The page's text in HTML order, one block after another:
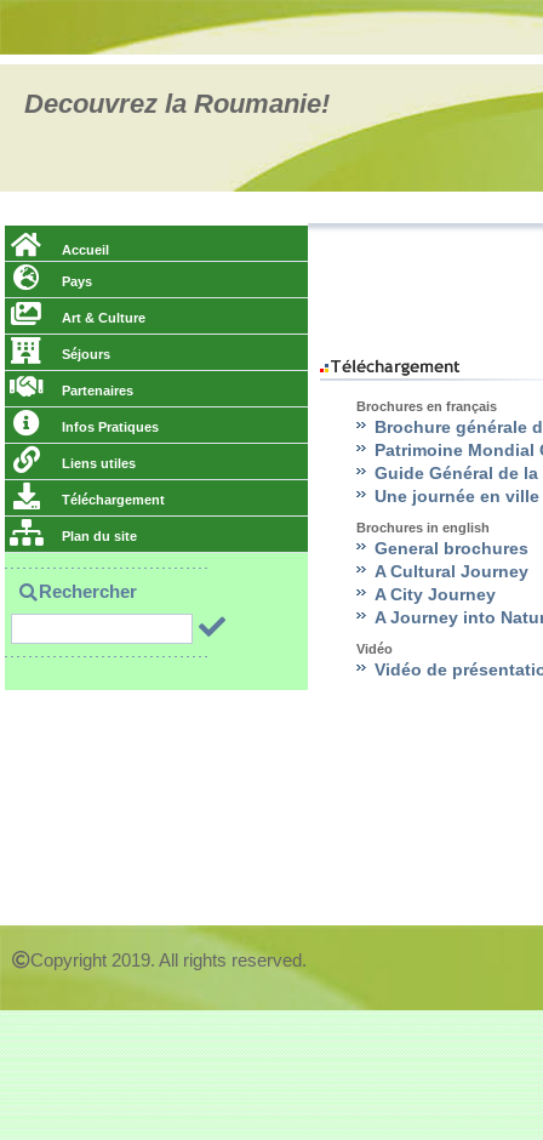
Decouvrez la Roumanie!
Accueil
Pays
Art & Culture
Séjours
Partenaires
Infos Pratiques
Liens utiles
Téléchargement
Plan du site
Rechercher
Brochures en français
Brochure générale
Patrimoine Mondial
Guide Général de
Une journée en ville
Brochures in english
General brochures
A Cultural Journey
A City Journey
A Journey into
Vidéo
Vidéo de
Copyright 2019. All rights reserved.